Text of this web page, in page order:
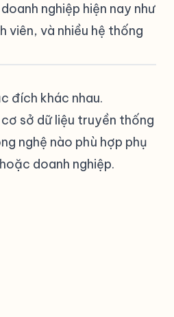
nghiệp hiện nay như
viên, và nhiều hệ thống
đích khác nhau.
sở dữ liệu truyền thống
nghệ nào phù hợp phụ
doanh nghiệp.